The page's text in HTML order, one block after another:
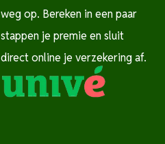
weg op. Bereken in een paar
stappen je premie en sluit
direct online je verzekering af.